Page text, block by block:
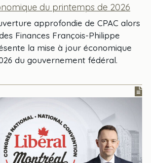
du printemps de 2026
approfondie de CPAC alors
Finances François-Philippe
la mise à jour économique
du gouvernement fédéral.